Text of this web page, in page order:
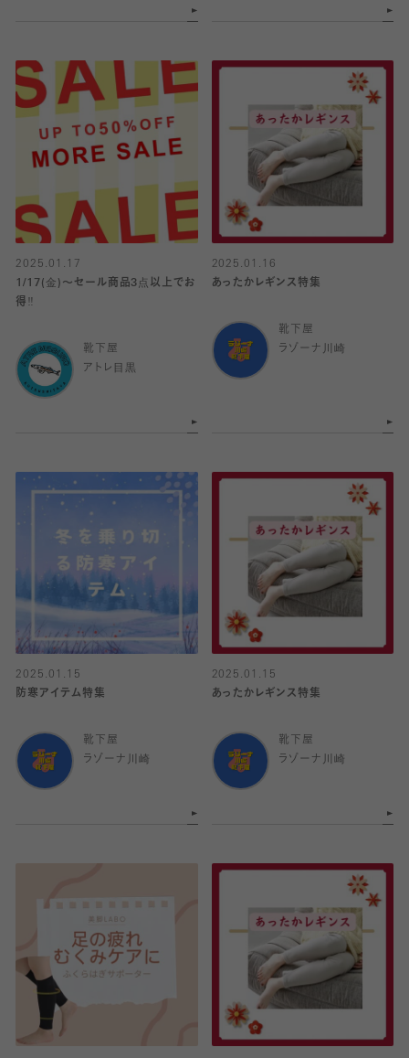
2025.01.17
1/17(金)〜セール商品3点以上でお
得‼️
靴下屋
アトレ目黒
2025.01.16
あったかレギンス特集
靴下屋
ラゾーナ川崎
2025.01.15
防寒アイテム特集
靴下屋
ラゾーナ川崎
2025.01.15
あったかレギンス特集
靴下屋
ラゾーナ川崎